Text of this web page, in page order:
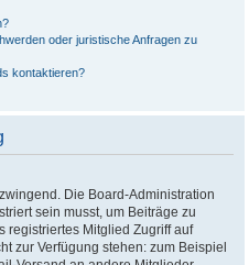
oder juristische Anfragen zu
kontaktieren?
Die Board-Administration
sein musst, um Beiträge zu
registriertes Mitglied Zugriff auf
zur Verfügung stehen: zum Beispiel